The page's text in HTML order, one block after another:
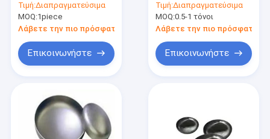
ανοξείδωτο 304 316l
904 Asme B16.9 A234
δεξαμενών
επικεφαλής ενωμένα
στενά άκρη άνευ
ραφής καλύμματα
Τιμή:Διαπραγματεύσιμα
MOQ:1piece
Λάβετε την πιο πρόσφατη τιμή
Επικοινωνήστε
αγκώνες σωλήνων
Astm A53 βαθμού
άκρη
Τιμή:Διαπραγματεύσιμα
MOQ:0.5-1 τόνοι
Λάβετε την πιο πρόσφατη
Επικοινωνήστε